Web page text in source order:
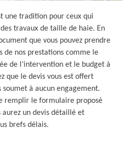
une tradition pour ceux qui
travaux de taille de haie. En
que vous pouvez prendre
de nos prestations comme le
de l’intervention et le budget à
que le devis vous est offert
à aucun engagement.
remplir le formulaire proposé
aurez un devis détaillé et
brefs délais.